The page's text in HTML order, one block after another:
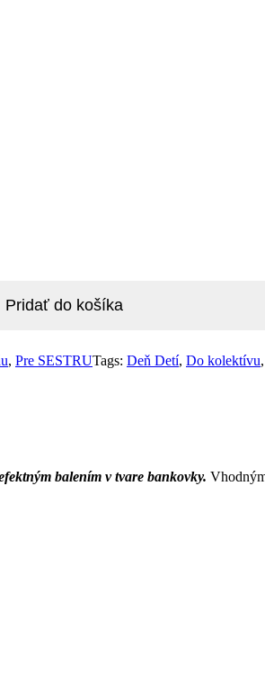
Pridať do košíka
, Pre SESTRUTags: Deň Detí, Do kolektívu
balením v tvare bankovky.